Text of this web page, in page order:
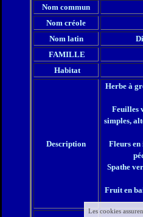
Nom commun
Nom créole
Nom latin
FAMILLE
Habitat
Description
Herbe à
Feuilles
simples,
Fleurs en
Spathe
Fruit en
Les cookies